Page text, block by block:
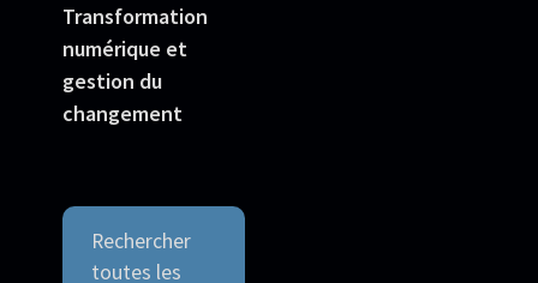
Transformation
numérique et
gestion du
changement
Rechercher
toutes les